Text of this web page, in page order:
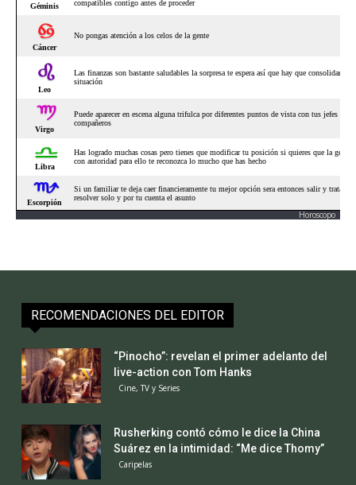
Horoscopo
RECOMENDACIONES DEL EDITOR
“Pinocho”: revelan el primer adelanto del
live-action con Tom Hanks
Cine, TV y Series
Rusherking contó cómo le dice la China
Suárez en la intimidad: “Me dice Thomy”
Caripelas